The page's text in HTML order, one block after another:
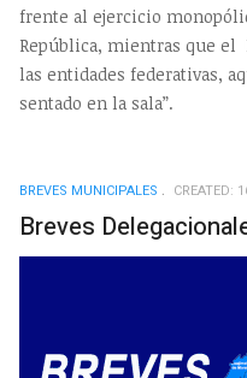
frente al ejercicio
República, mientras que el
las entidades federativas,
sentado en la sala”.
BREVES MUNICIPALES CREATED:
Breves